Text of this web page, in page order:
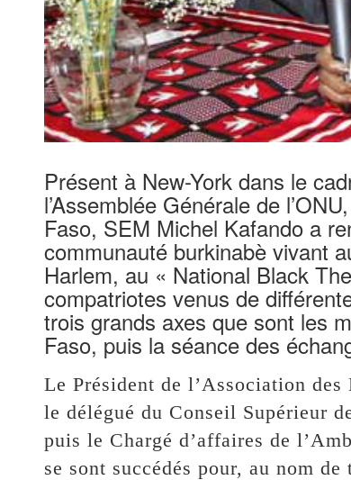
Présent à New-York dans le
l’Assemblée Générale de
Faso, SEM Michel Kafando a
communauté burkinabè vivant
Harlem, au « National Black
compatriotes venus de
trois grands axes que sont les
Faso, puis la séance des
Le Président de l’Association
le délégué du Conseil Supérieur
puis le Chargé d’affaires de
se sont succédés pour, au nom